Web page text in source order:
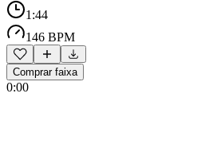
1:44
146 BPM
Comprar faixa
0:00